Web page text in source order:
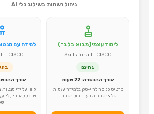
ניהול רשתות בשילוב כלי AI
לימוד עצמי (מבוא בלבד)
Skills for all - CISCO
בחינם
אורך ההכשרה: 22 שעות
כרטיס כניסה להיי-טק בלמידה עצמית
של אבטחת מידע וניהול רשתות
למידה עם
- CISCO
אורך ההכשרה:
ליווי על ידי
שיוכל להכווין,